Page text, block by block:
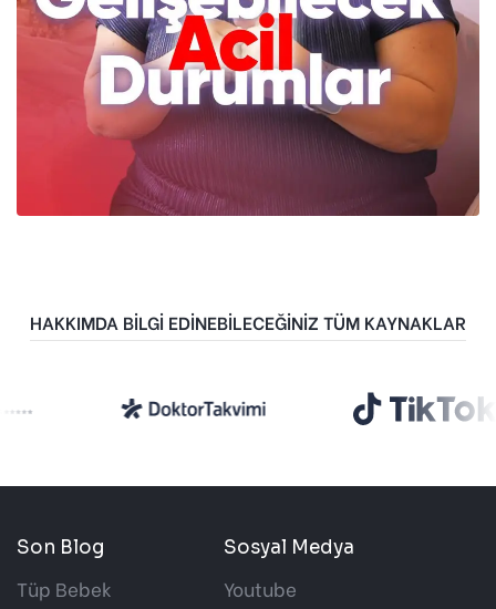
HAKKIMDA BİLGİ EDİNEBİLECEĞİNİZ TÜM KAYNAKLAR
Son Blog
Tüp Bebek
Sosyal Medya
Youtube